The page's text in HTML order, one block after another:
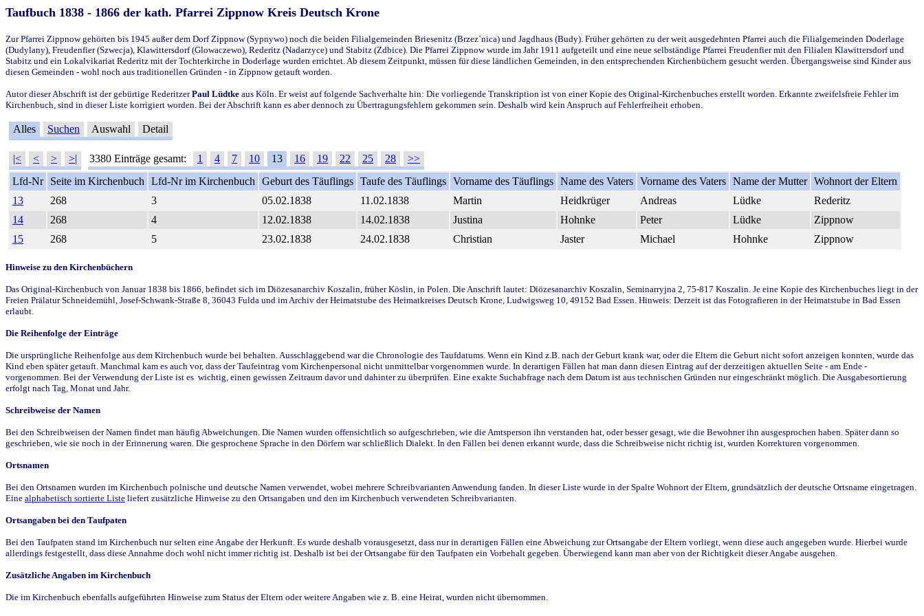
Taufbuch 1838 - 1866 der kath. Pfarrei Zippnow Kreis Deutsch Krone
Zur Pfarrei Zippnow gehörten bis 1945 außer dem Dorf Zippnow (Sypnywo) noch die beiden Filialgemeinden Briesenitz (Brzez`nica) und Jagdhaus (Budy). Früher gehörten zu der weit ausgedehnten Pfarrei auch die Filialgemeinden Doderlage
(Dudylany), Freudenfier (Szwecja), Klawittersdorf (Glowaczewo), Rederitz (Nadarzyce) und Stabitz (Zdbice). Die Pfarrei Zippnow wurde im Jahr 1911 aufgeteilt und eine neue selbständige Pfarrei Freudenfier mit den Filialen Klawittersdorf und
Stabitz und ein Lokalvikariat Rederitz mit der Tochterkirche in Doderlage wurden errichtet. Ab diesem Zeitpunkt, müssen für diese ländlichen Gemeinden, in den entsprechenden Kirchenbüchern gesucht werden. Übergangsweise sind Kinder aus
diesen Gemeinden - wohl noch aus traditionellen Gründen - in Zippnow getauft worden.
Autor dieser Abschrift ist der gebürtige RederitzerPaul Lüdtke aus Köln. Er weist auf folgende Sachverhalte hin: Die vorliegende Transkription ist von einer Kopie des Original-Kirchenbuches erstellt worden. Erkannte zweifelsfreie Fehler im
Kirchenbuch, sind in dieser Liste korrigiert worden. Bei der Abschrift kann es aber dennoch zu Übertragungsfehlern gekommen sein. Deshalb wird kein Anspruch auf Fehlerfreiheit erhoben.
Alles Suchen Auswahl Detail
|< < > >| 3380 Einträge gesamt: 1 4 7 10 13 16 19 22 25 28
>>
Lfd-Nr
Seite im Kirchenbuch Lfd-Nr im Kirchenbuch Geburt des Täuflings Taufe des Täuflings Vorname des Täuflings Name des Vaters Vorname des Vaters Name der Mutter Wohnort der Eltern
13
268 3 05.02.1838 11.02.1838 Martin Heidkrüger Andreas Lüdke
Rederitz
14
268 4 12.02.1838 14.02.1838 Justina Hohnke Peter Lüdke
Zippnow
15
268 5 23.02.1838 24.02.1838 Christian Jaster Michael Hohnke Zippnow
Hinweise zu den Kirchenbüchern
Das Original-Kirchenbuch von Januar 1838 bis 1866, befindet sich im Diözesanarchiv Koszalin, früher Köslin, in Polen. Die Anschrift lautet: Diözesanarchiv Koszalin, Seminarryjna 2, 75-817 Koszalin. Je eine Kopie des Kirchenbuches liegt in der
Freien Prälatur Schneidemühl, Josef-Schwank-Straße 8, 36043 Fulda und im Archiv der Heimatstube des Heimatkreises Deutsch Krone, Ludwigsweg 10, 49152 Bad Essen. Hinweis: Derzeit ist das Fotografieren in der Heimatstube in Bad Essen
erlaubt.
Die Reihenfolge der Einträge
Die ursprüngliche Reihenfolge aus dem Kirchenbuch wurde bei behalten. Ausschlaggebend war die Chronologie des Taufdatums. Wenn ein Kind z.B. nach der Geburt krank war, oder die Eltern die Geburt nicht sofort anzeigen konnten, wurde das
Kind eben später getauft. Manchmal kam es auch vor, dass der Taufeintrag vom Kirchenpersonal nicht unmittelbar vorgenommen wurde. In derartigen Fällen hat man dann diesen Eintrag auf der derzeitigen aktuellen Seite - am Ende -
vorgenommen. Bei der Verwendung der Liste ist es wichtig, einen gewissen Zeitraum davor und dahinter zu überprüfen. Eine exakte Suchabfrage nach dem Datum ist aus technischen Gründen nur eingeschränkt möglich. Die Ausgabesortierung
erfolgt nach Tag, Monat und Jahr.
Schreibweise der Namen
Bei den Schreibweisen der Namen findet man häufig Abweichungen. Die Namen wurden offensichtlich so aufgeschrieben, wie die Amtsperson ihn verstanden hat, oder besser gesagt, wie die Bewohner ihn ausgesprochen haben. Später dann so
geschrieben, wie sie noch in der Erinnerung waren. Die gesprochene Sprache in den Dörfern war schließlich Dialekt. In den Fällen bei denen erkannt wurde, dass die Schreibweise nicht richtig ist, wurden Korrekturen vorgenommen.
Ortsnamen
Bei den Ortsnamen wurden im Kirchenbuch polnische und deutsche Namen verwendet, wobei mehrere Schreibvarianten Anwendung fanden. In dieser Liste wurde in der Spalte Wohnort der Eltern, grundsätzlich der deutsche Ortsname eingetragen.
Eine alphabetisch sortierte Liste liefert zusätzliche Hinweise zu den Ortsangaben und den im Kirchenbuch verwendeten Schreibvarianten.
Ortsangaben bei den Taufpaten
Bei den Taufpaten stand im Kirchenbuch nur selten eine Angabe der Herkunft. Es wurde deshalb vorausgesetzt, dass nur in derartigen Fällen eine Abweichung zur Ortsangabe der Eltern vorliegt, wenn diese auch angegeben wurde. Hierbei wurde
allerdings festgestellt, dass diese Annahme doch wohl nicht immer richtig ist. Deshalb ist bei der Ortsangabe für den Taufpaten ein Vorbehalt gegeben. Überwiegend kann man aber von der Richtigkeit dieser Angabe ausgehen.
Zusätzliche Angaben im Kirchenbuch
Die im Kirchenbuch ebenfalls aufgeführten Hinweise zum Status der Eltern oder weitere Angaben wie z. B. eine Heirat, wurden nicht übernommen.